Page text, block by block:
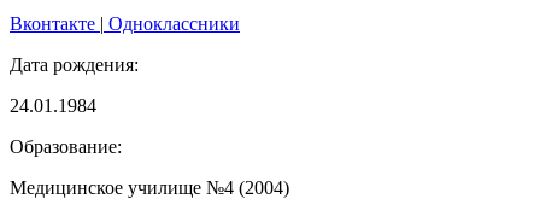
Вконтакте | Одноклассники
Дата рождения:
24.01.1984
Образование:
Медицинское училище №4 (2004)